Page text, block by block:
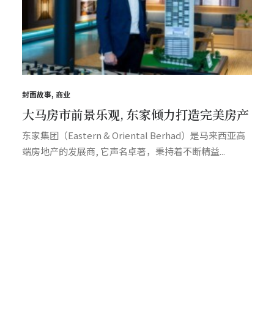
封面故事, 商业
大马房市前景乐观, 东家倾力打造完美房产
东家集团（Eastern & Oriental Berhad）是马来西亚高
端房地产的发展商, 它声名卓著，秉持着不断精益...